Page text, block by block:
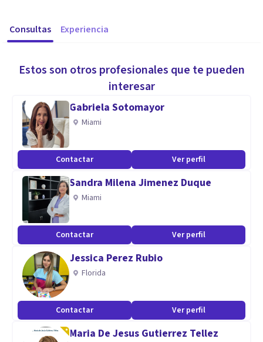
Consultas Experiencia
Estos son otros profesionales que te pueden
interesar
Gabriela Sotomayor
Miami
Contactar Ver perfil
Sandra Milena Jimenez Duque
Miami
Contactar Ver perfil
Jessica Perez Rubio
Florida
Contactar Ver perfil
Maria De Jesus Gutierrez Tellez